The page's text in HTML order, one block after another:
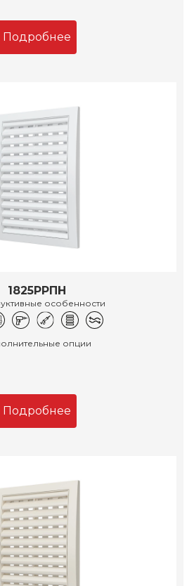
Подробнее
1825РРПН
особенности
опции
Подробнее